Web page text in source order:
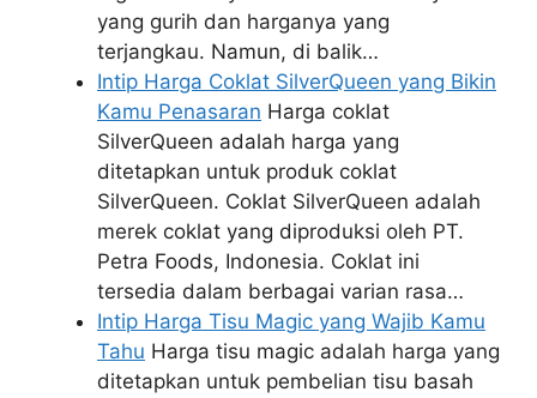
yang gurih dan harganya yang
terjangkau. Namun, di balik…
Intip Harga Coklat SilverQueen yang Bikin
Kamu Penasaran Harga coklat
SilverQueen adalah harga yang
ditetapkan untuk produk coklat
SilverQueen. Coklat SilverQueen adalah
merek coklat yang diproduksi oleh PT.
Petra Foods, Indonesia. Coklat ini
tersedia dalam berbagai varian rasa…
Intip Harga Tisu Magic yang Wajib Kamu
Tahu Harga tisu magic adalah harga yang
ditetapkan untuk pembelian tisu basah